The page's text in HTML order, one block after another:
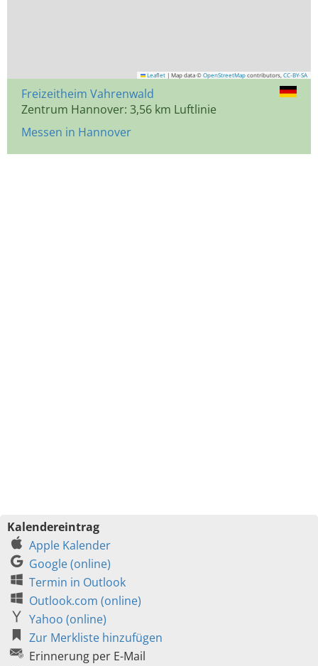
Leaflet | Map data © OpenStreetMap contributors, CC-BY-SA
Freizeitheim Vahrenwald
Zentrum Hannover: 3,56 km Luftlinie
Messen in Hannover
Kalendereintrag
Apple Kalender
Google (online)
Termin in Outlook
Outlook.com (online)
Yahoo (online)
Zur Merkliste hinzufügen
Erinnerung per E-Mail